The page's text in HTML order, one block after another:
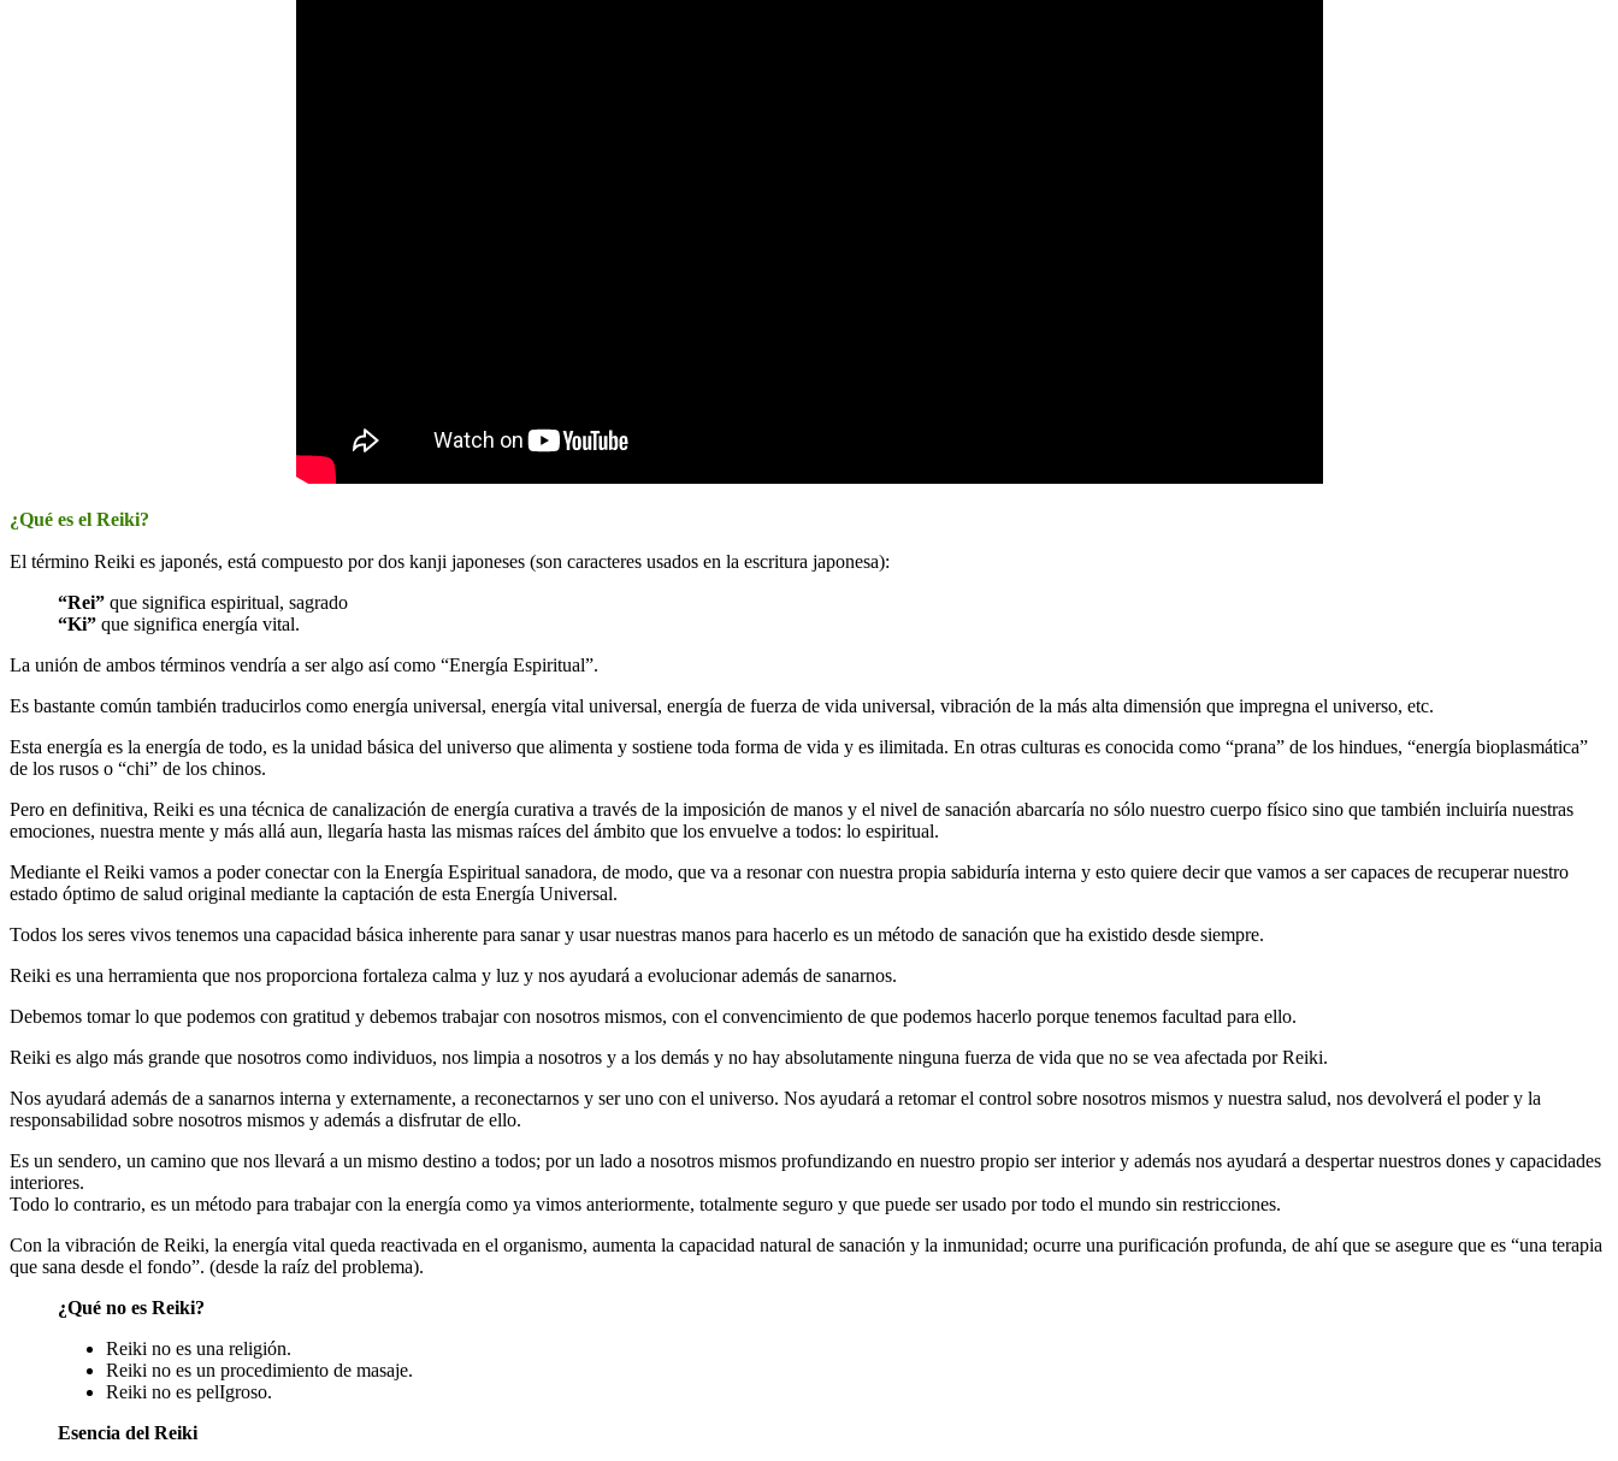
¿Qué es el Reiki?
El término Reiki es japonés, está compuesto por dos kanji japoneses (son caracteres usados en la escritura japonesa):
“Rei” que significa espiritual, sagrado
“Ki” que significa energía vital.
La unión de ambos términos vendría a ser algo así como “Energía Espiritual”.
Es bastante común también traducirlos como energía universal, energía vital universal, energía de fuerza de vida universal, vibración de la más alta dimensión que impregna el universo, etc.
Esta energía es la energía de todo, es la unidad básica del universo que alimenta y sostiene toda forma de vida y es ilimitada. En otras culturas es conocida como “prana” de los hindues, “energía bioplasmática”
de los rusos o “chi” de los chinos.
Pero en definitiva, Reiki es una técnica de canalización de energía curativa a través de la imposición de manos y el nivel de sanación abarcaría no sólo nuestro cuerpo físico sino que también incluiría nuestras
emociones, nuestra mente y más allá aun, llegaría hasta las mismas raíces del ámbito que los envuelve a todos: lo espiritual.
Mediante el Reiki vamos a poder conectar con la Energía Espiritual sanadora, de modo, que va a resonar con nuestra propia sabiduría interna y esto quiere decir que vamos a ser capaces de recuperar nuestro
estado óptimo de salud original mediante la captación de esta Energía Universal.
Todos los seres vivos tenemos una capacidad básica inherente para sanar y usar nuestras manos para hacerlo es un método de sanación que ha existido desde siempre.
Reiki es una herramienta que nos proporciona fortaleza calma y luz y nos ayudará a evolucionar además de sanarnos.
Debemos tomar lo que podemos con gratitud y debemos trabajar con nosotros mismos, con el convencimiento de que podemos hacerlo porque tenemos facultad para ello.
Reiki es algo más grande que nosotros como individuos, nos limpia a nosotros y a los demás y no hay absolutamente ninguna fuerza de vida que no se vea afectada por Reiki.
Nos ayudará además de a sanarnos interna y externamente, a reconectarnos y ser uno con el universo. Nos ayudará a retomar el control sobre nosotros mismos y nuestra salud, nos devolverá el poder y la
responsabilidad sobre nosotros mismos y además a disfrutar de ello.
Es un sendero, un camino que nos llevará a un mismo destino a todos; por un lado a nosotros mismos profundizando en nuestro propio ser interior y además nos ayudará a despertar nuestros dones y capacidades
interiores.
Todo lo contrario, es un método para trabajar con la energía como ya vimos anteriormente, totalmente seguro y que puede ser usado por todo el mundo sin restricciones.
Con la vibración de Reiki, la energía vital queda reactivada en el organismo, aumenta la capacidad natural de sanación y la inmunidad; ocurre una purificación profunda, de ahí que se asegure que es “una terapia
que sana desde el fondo”. (desde la raíz del problema).
¿Qué no es Reiki?
Reiki no es una religión.
Reiki no es un procedimiento de masaje.
Reiki no es pelIgroso.
Esencia del Reiki